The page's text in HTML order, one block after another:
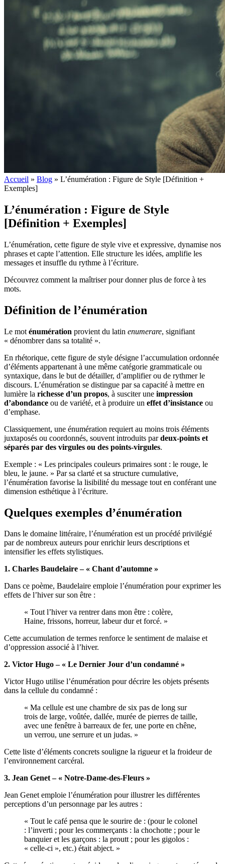
Accueil » Blog » L’énumération : Figure de Style [Définition +
Exemples]
L’énumération : Figure de Style
[Définition + Exemples]
L’énumération, cette figure de style vive et expressive, dynamise nos
phrases et capte l’attention. Elle structure les idées, amplifie les
messages et insuffle du rythme à l’écriture.
Découvrez comment la maîtriser pour donner plus de force à tes
mots.
Définition de l’énumération
Le mot énumération provient du latin enumerare, signifiant
« dénombrer dans sa totalité ».
En rhétorique, cette figure de style désigne l’accumulation ordonnée
d’éléments appartenant à une même catégorie grammaticale ou
syntaxique, dans le but de détailler, d’amplifier ou de rythmer le
discours. L’énumération se distingue par sa capacité à mettre en
lumière la richesse d’un propos, à susciter une impression
d’abondance ou de variété, et à produire un effet d’insistance ou
d’emphase.
Classiquement, une énumération requiert au moins trois éléments
juxtaposés ou coordonnés, souvent introduits pardeux-points et
séparés par des virgules ou des points-virgules.
Exemple : « Les principales couleurs primaires sont : le rouge, le
bleu, le jaune. » Par sa clarté et sa structure cumulative,
l’énumération favorise la lisibilité du message tout en conférant une
dimension esthétique à l’écriture.
Quelques exemples d’énumération
Dans le domaine littéraire, l’énumération est un procédé privilégié
par de nombreux auteurs pour enrichir leurs descriptions et
intensifier les effets stylistiques.
1. Charles Baudelaire – « Chant d’automne »
Dans ce poème, Baudelaire emploie l’énumération pour exprimer les
effets de l’hiver sur son être :
« Tout l’hiver va rentrer dans mon être : colère,
Haine, frissons, horreur, labeur dur et forcé. »
Cette accumulation de termes renforce le sentiment de malaise et
d’oppression associé à l’hiver.
2. Victor Hugo – « Le Dernier Jour d’un condamné »
Victor Hugo utilise l’énumération pour décrire les objets présents
dans la cellule du condamné :
« Ma cellule est une chambre de six pas de long sur
trois de large, voûtée, dallée, murée de pierres de taille,
avec une fenêtre à barreaux de fer, une porte en chêne,
un verrou, une serrure et un judas. »
Cette liste d’éléments concrets souligne la rigueur et la froideur de
l’environnement carcéral.
3. Jean Genet – « Notre-Dame-des-Fleurs »
Jean Genet emploie l’énumération pour illustrer les différentes
perceptions d’un personnage par les autres :
« Tout le café pensa que le sourire de : (pour le colonel
: l’inverti ; pour les commerçants : la chochotte ; pour le
banquier et les garçons : la proutt ; pour les gigolos :
« celle-ci », etc.) était abject. »